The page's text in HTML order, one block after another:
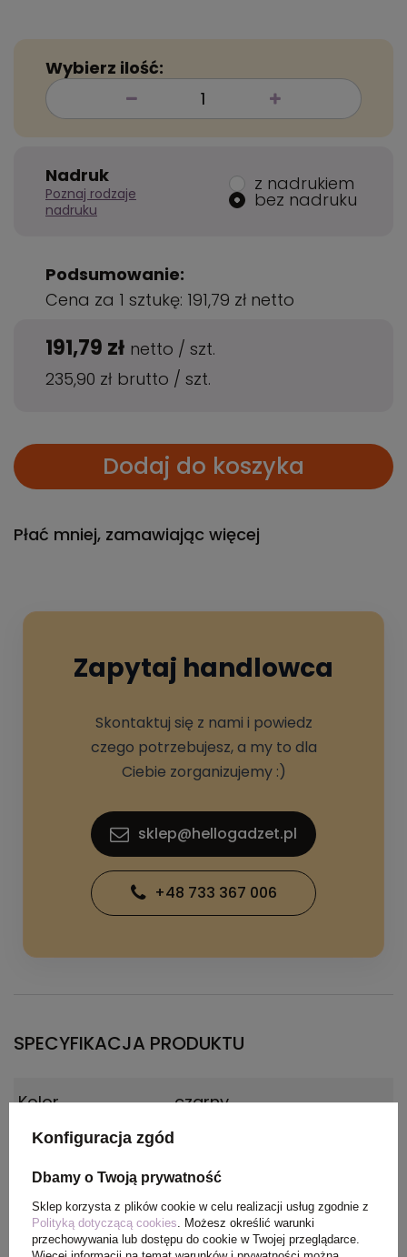
Wybierz ilość:
Nadruk
Poznaj rodzaje
nadruku
z nadrukiem
bez nadruku
Podsumowanie:
Cena za 1 sztukę: 191,79 zł netto
191,79 zł netto / szt.
235,90 zł brutto / szt.
Dodaj do koszyka
Płać mniej, zamawiając więcej
Zapytaj handlowca
Skontaktuj się z nami i powiedz
czego potrzebujesz, a my to dla
Ciebie zorganizujemy :)
sklep@hellogadzet.pl
+48 733 367 006
SPECYFIKACJA PRODUKTU
Kolor czarny
Materiał
Wymiary
produktu
15 x 3,6 x 3,6 cm
Konfiguracja zgód
Dbamy o Twoją prywatność
Sklep korzysta z plików cookie w celu realizacji usług zgodnie z
Polityką dotyczącą cookies . Możesz określić warunki
przechowywania lub dostępu do cookie w Twojej przeglądarce.